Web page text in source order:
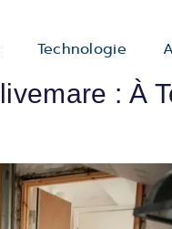
Technologie
: À